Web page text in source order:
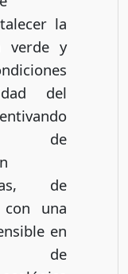
la
verde y
del
de
de
una
en
de